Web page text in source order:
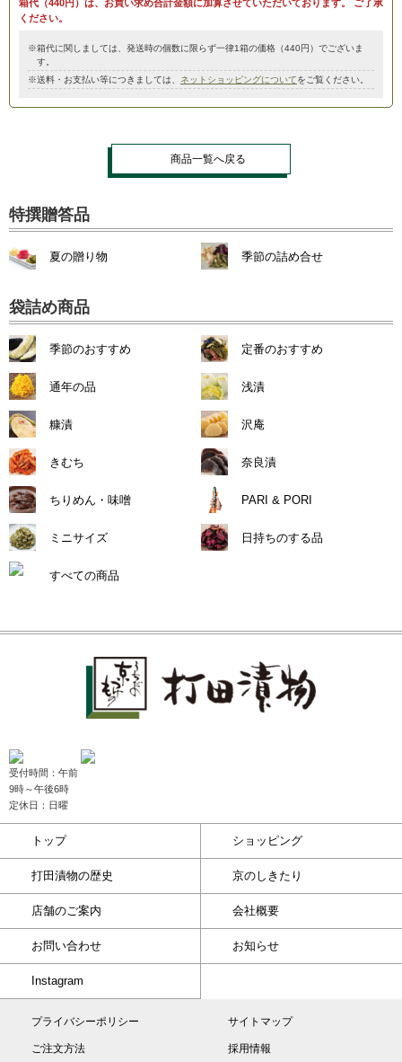
箱代（440円）は、お買い求め合計金額に加算させていただいております。
ご了承
ください。
※箱代に関しましては、発送時の個数に限らず一律1箱の価格（440円）でございま
す。
※送料・お支払い等につきましては、 ネットショッピングについてをご覧ください。
商品一覧へ戻る
特撰贈答品
夏の贈り物 季節の詰め合せ
袋詰め商品
季節のおすすめ 定番のおすすめ
通年の品 浅漬
糠漬 沢庵
きむち 奈良漬
ちりめん・味噌 PARI & PORI
ミニサイズ 日持ちのする品
すべての商品
受付時間：午前
9時～午後6時
定休日：日曜
トップ ショッピング
打田漬物の歴史 京のしきたり
店舗のご案内 会社概要
お問い合わせ お知らせ
Instagram
プライバシーポリシー サイトマップ
ご注文方法 採用情報